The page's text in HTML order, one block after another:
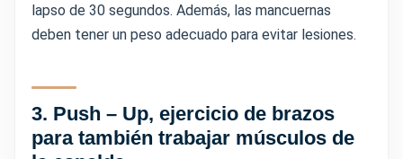
lapso de 30 segundos. Además, las mancuernas
deben tener un peso adecuado para evitar lesiones.
3. Push – Up, ejercicio de brazos
para también trabajar músculos de